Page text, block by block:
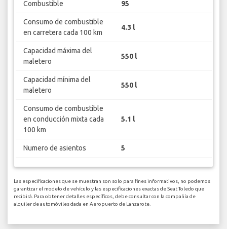
Combustible 95
Consumo de combustible
en carretera cada 100 km
4.3 l
Capacidad máxima del
maletero
550 l
Capacidad mínima del
maletero
550 l
Consumo de combustible
en conducción mixta cada
100 km
5.1 l
Numero de asientos 5
Las especificaciones que se muestran son solo para fines informativos, no podemos
garantizar el modelo de vehículo y las especificaciones exactas de Seat Toledo que
recibirá. Para obtener detalles específicos, debe consultar con la compañía de
alquiler de automóviles dada en Aeropuerto de Lanzarote.